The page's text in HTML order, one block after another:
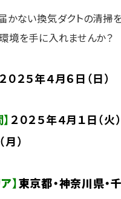
かない換気ダクトの清掃
境を手に入れませんか？
２０２５年４月６日（日）
２０２５年４月１日（火
）
】東京都・神奈川県・